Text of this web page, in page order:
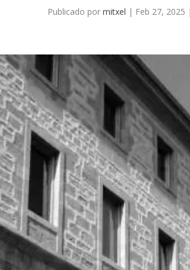
Publicado por mitxel | Feb 27, 2025